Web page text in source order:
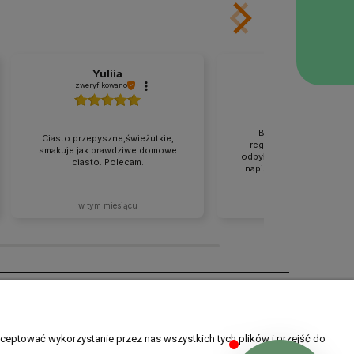
Yuliia
zweryfikowano
Ciasto przepyszne,świeżutkie,
smakuje jak prawdziwe domowe
ciasto. Polecam.
w tym miesiącu
Joanna
zweryfikowano
Bogata oferta
regionalnych. Cała
odbyła się zgodnie z tym,
napisane na stronie.
O nas
wykorzystanie przez nas wszystkich tych plików i przejść do